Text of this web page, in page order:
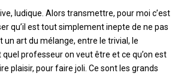
ludique. Alors transmettre, pour moi c’est
qu’il est tout simplement inepte de ne pas
un art du mélange, entre le trivial, le
professeur on veut être et ce qu’on est
plaisir, pour faire joli. Ce sont les grands